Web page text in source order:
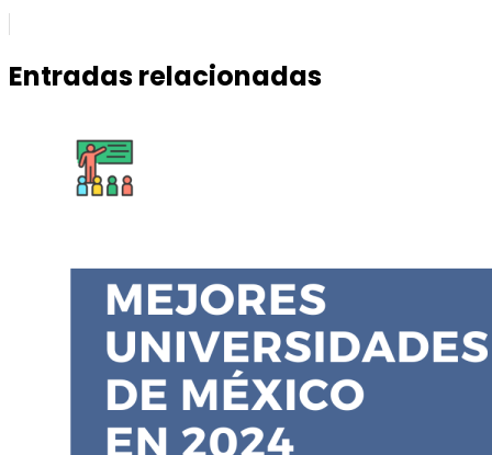
Entradas relacionadas